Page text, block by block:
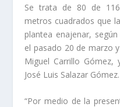
Se trata de 80 de
metros cuadrados que
plantea enajenar,
el pasado 20 de marzo
Miguel Carrillo Gómez,
José Luis Salazar Gómez.
“Por medio de la